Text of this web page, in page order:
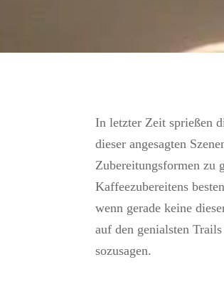
In letzter Zeit sprießen
dieser angesagten
Zubereitungsformen zu
Kaffeezubereitens
wenn gerade keine
auf den genialsten
sozusagen.